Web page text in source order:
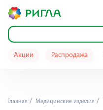
Акции Распродажа
Главная Медицинские изделия